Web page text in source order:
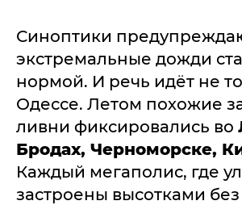
Синоптики
экстремальные дожди
нормой. И речь идёт не
Одессе. Летом похожие
ливни фиксировались во
Бродах, Черноморске,
Каждый мегаполис, где
застроены высотками без